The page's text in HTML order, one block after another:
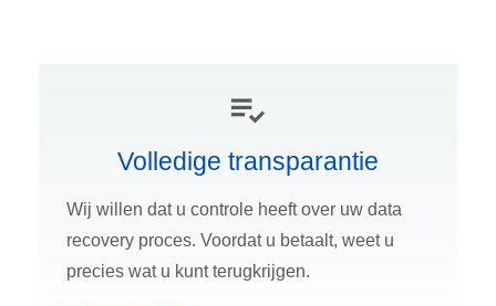
Volledige transparantie
Wij willen dat u controle heeft over uw data
recovery proces. Voordat u betaalt, weet u
precies wat u kunt terugkrijgen.